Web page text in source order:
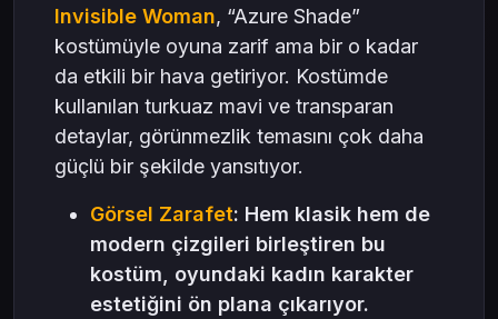
Invisible Woman, “Azure Shade”
kostümüyle oyuna zarif ama bir o kadar
da etkili bir hava getiriyor. Kostümde
kullanılan turkuaz mavi ve transparan
detaylar, görünmezlik temasını çok daha
güçlü bir şekilde yansıtıyor.
Görsel Zarafet: Hem klasik hem de
modern çizgileri birleştiren bu
kostüm, oyundaki kadın karakter
estetiğini ön plana çıkarıyor.